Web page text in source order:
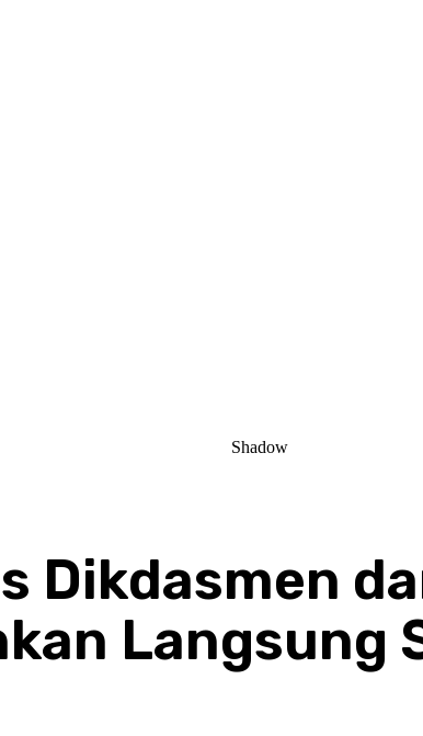
Dikdasmen
Langsung